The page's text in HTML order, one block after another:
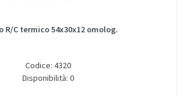
R/C termico 54x30x12 omolog.
Codice: 4320
Disponibilità: 0